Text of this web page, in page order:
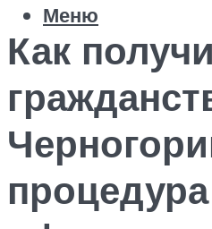
Меню
Как
процедура